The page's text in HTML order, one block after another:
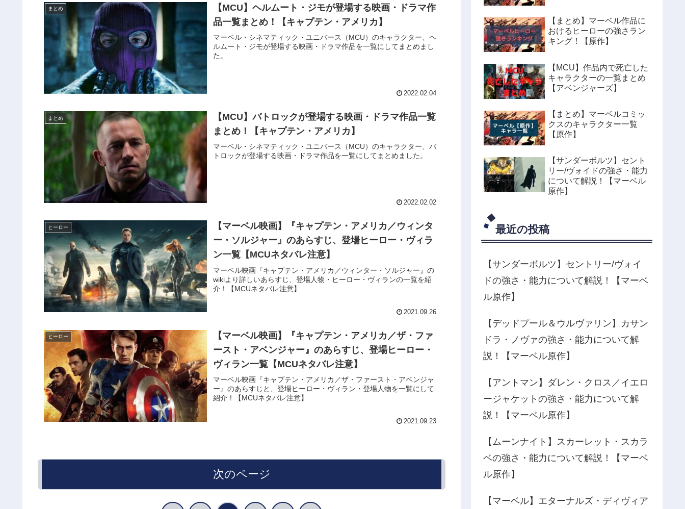
まとめ
【MCU】ヘルムート・ジモが登場する映画・ドラマ作
品一覧まとめ！【キャプテン・アメリカ】
マーベル・シネマティック・ユニバース（MCU）のキャラクター、ヘ
ルムート・ジモが登場する映画・ドラマ作品を一覧にしてまとめまし
た。
2022.02.04
まとめ
【MCU】バトロックが登場する映画・ドラマ作品一覧
まとめ！【キャプテン・アメリカ】
マーベル・シネマティック・ユニバース（MCU）のキャラクター、バ
トロックが登場する映画・ドラマ作品を一覧にしてまとめました。
2022.02.02
ヒーロー
【マーベル映画】『キャプテン・アメリカ／ウィンタ
ー・ソルジャー』のあらすじ、登場ヒーロー・ヴィラ
ン一覧【MCUネタバレ注意】
マーベル映画『キャプテン・アメリカ／ウィンター・ソルジャー』の
wikiより詳しいあらすじ、登場人物・ヒーロー・ヴィランの一覧を紹
介！【MCUネタバレ注意】
2021.09.26
ヒーロー
【マーベル映画】『キャプテン・アメリカ／ザ・ファ
ースト・アベンジャー』のあらすじ、登場ヒーロー・
ヴィラン一覧【MCUネタバレ注意】
マーベル映画『キャプテン・アメリカ／ザ・ファースト・アベンジャ
ー』のあらすじと、登場ヒーロー・ヴィラン・登場人物を一覧にして
紹介！【MCUネタバレ注意】
2021.09.23
次のページ
【まとめ】マーベル作品に
おけるヒーローの強さラン
キング！【原作】
【MCU】作品内で死亡した
キャラクターの一覧まとめ
【アベンジャーズ】
【まとめ】マーベルコミッ
クスのキャラクター一覧
【原作】
【サンダーボルツ】セント
リー/ヴォイドの強さ・能力
について解説！【マーベル
原作】
最近の投稿
【サンダーボルツ】セントリー/ヴォイ
ドの強さ・能力について解説！【マーベ
ル原作】
【デッドプール＆ウルヴァリン】カサン
ドラ・ノヴァの強さ・能力について解
説！【マーベル原作】
【アントマン】ダレン・クロス／イエロ
ージャケットの強さ・能力について解
説！【マーベル原作】
【ムーンナイト】スカーレット・スカラ
ベの強さ・能力について解説！【マーベ
ル原作】
【マーベル】エターナルズ・ディヴィア